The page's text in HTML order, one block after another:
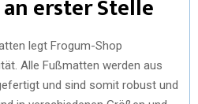
erster Stelle
legt Frogum-Shop
Alle Fußmatten werden aus
und sind somit robust und